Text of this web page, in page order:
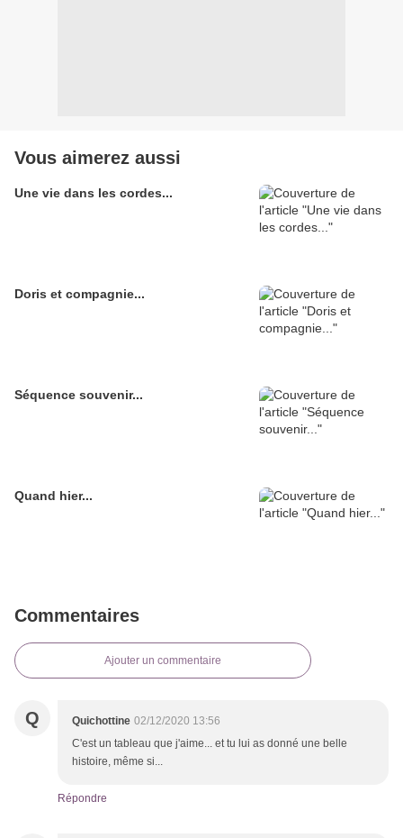
Vous aimerez aussi
Une vie dans les cordes...
Doris et compagnie...
Séquence souvenir...
Quand hier...
Commentaires
Ajouter un commentaire
Q Quichottine 02/12/2020 13:56
C'est un tableau que j'aime... et tu lui as donné une belle
histoire, même si...
Répondre